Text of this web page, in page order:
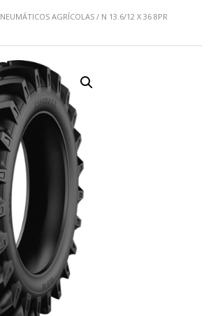
NEUMÁTICOS AGRÍCOLAS / N 13.6/12 X 36 8PR